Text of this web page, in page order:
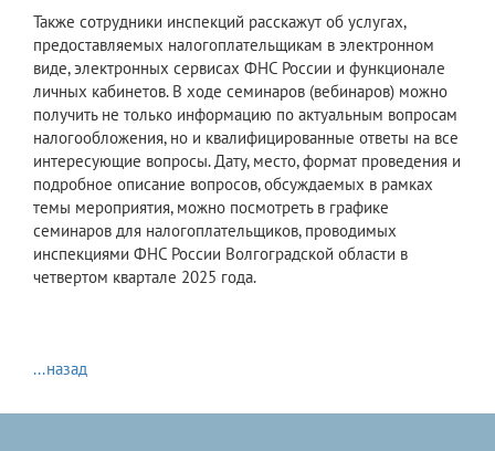
Также сотрудники инспекций расскажут об услугах,
предоставляемых налогоплательщикам в электронном
виде, электронных сервисах ФНС России и функционале
личных кабинетов. В ходе семинаров (вебинаров) можно
получить не только информацию по актуальным вопросам
налогообложения, но и квалифицированные ответы на все
интересующие вопросы. Дату, место, формат проведения и
подробное описание вопросов, обсуждаемых в рамках
темы мероприятия, можно посмотреть в графике
семинаров для налогоплательщиков, проводимых
инспекциями ФНС России Волгоградской области в
четвертом квартале 2025 года.
...назад